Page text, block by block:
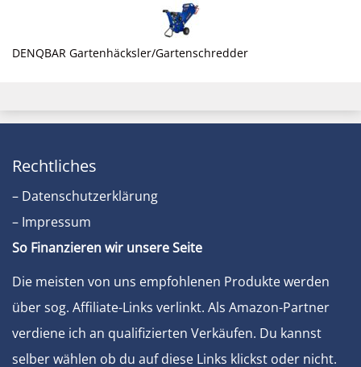
DENQBAR Gartenhäcksler/Gartenschredder
Rechtliches
– Datenschutzerklärung
– Impressum
So Finanzieren wir unsere Seite
Die meisten von uns empfohlenen Produkte werden
über sog. Affiliate-Links verlinkt. Als Amazon-Partner
verdiene ich an qualifizierten Verkäufen. Du kannst
selber wählen ob du auf diese Links klickst oder nicht.